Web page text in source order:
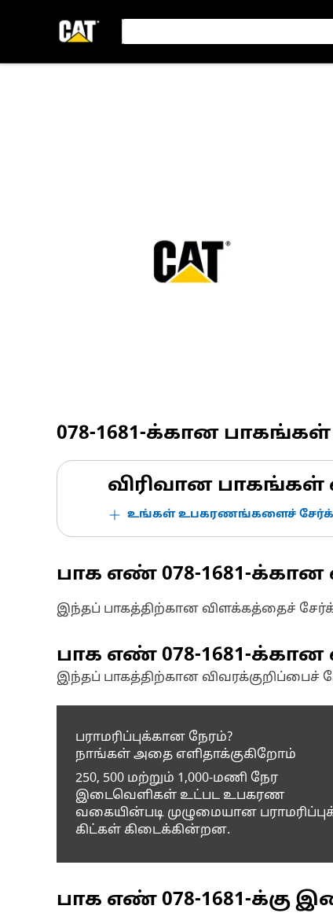
078-1681-க்கான
விரிவான
உங்கள் உபகரணங்களைச்
பாக எண் 078-1681-க்கான
இந்தப் பாகத்திற்கான விளக்கத்தைச்
பாக எண் 078-1681-க்கான
இந்தப் பாகத்திற்கான
பராமரிப்புக்கான நேரம்?
நாங்கள் அதை எளிதாக்குகிறோம்
250, 500 மற்றும் 1,000-மணி நேர
இடைவெளிகள் உட்பட உபகரண
வகையின்படி முழுமையான
கிட்கள் கிடைக்கின்றன.
பாக எண் 078-1681-க்கு